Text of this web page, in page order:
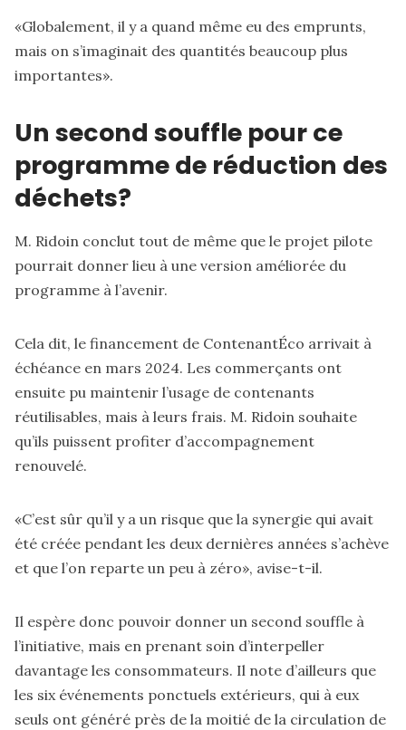
«Globalement, il y a quand même eu des emprunts,
mais on s’imaginait des quantités beaucoup plus
importantes».
Un second souffle pour ce
programme de réduction des
déchets?
M. Ridoin conclut tout de même que le projet pilote
pourrait donner lieu à une version améliorée du
programme à l’avenir.
Cela dit, le financement de ContenantÉco arrivait à
échéance en mars 2024. Les commerçants ont
ensuite pu maintenir l’usage de contenants
réutilisables, mais à leurs frais. M. Ridoin souhaite
qu’ils puissent profiter d’accompagnement
renouvelé.
«C’est sûr qu’il y a un risque que la synergie qui avait
été créée pendant les deux dernières années s’achève
et que l’on reparte un peu à zéro», avise-t-il.
Il espère donc pouvoir donner un second souffle à
l’initiative, mais en prenant soin d’interpeller
davantage les consommateurs. Il note d’ailleurs que
les six événements ponctuels extérieurs, qui à eux
seuls ont généré près de la moitié de la circulation de